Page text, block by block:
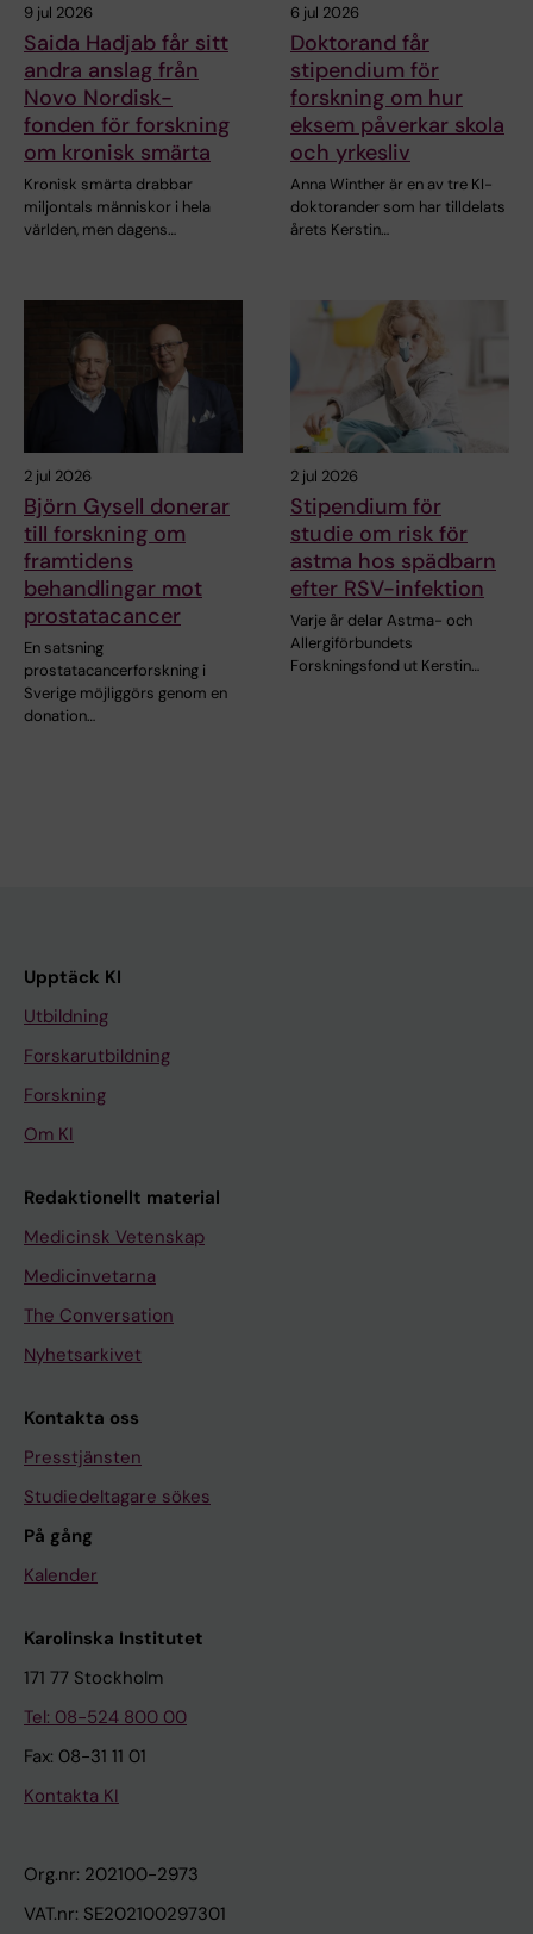
9 jul 2026
Saida Hadjab får sitt
andra anslag från
Novo Nordisk-
fonden för forskning
om kronisk smärta
Kronisk smärta drabbar
miljontals människor i hela
världen, men dagens…
6 jul 2026
Doktorand får
stipendium för
forskning om hur
eksem påverkar skola
och yrkesliv
Anna Winther är en av tre KI-
doktorander som har tilldelats
årets Kerstin…
2 jul 2026
Björn Gysell donerar
till forskning om
framtidens
behandlingar mot
prostatacancer
En satsning
prostatacancerforskning i
Sverige möjliggörs genom en
donation…
2 jul 2026
Stipendium för
studie om risk för
astma hos spädbarn
efter RSV-infektion
Varje år delar Astma- och
Allergiförbundets
Forskningsfond ut Kerstin…
Upptäck KI
Utbildning
Forskarutbildning
Forskning
Om KI
Redaktionellt material
Medicinsk Vetenskap
Medicinvetarna
The Conversation
Nyhetsarkivet
Kontakta oss
Presstjänsten
Studiedeltagare sökes
På gång
Kalender
Karolinska Institutet
171 77 Stockholm
Tel: 08-524 800 00
Fax: 08-31 11 01
Kontakta KI
Org.nr: 202100-2973
VAT.nr: SE202100297301